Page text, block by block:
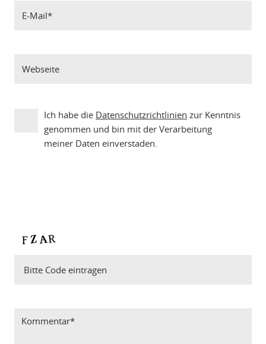
Ich habe die Datenschutzrichtlinien zur Kenntnis
genommen und bin mit der Verarbeitung
meiner Daten einverstaden.